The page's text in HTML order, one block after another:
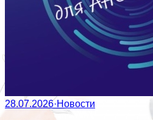
28.07.2026·Новости